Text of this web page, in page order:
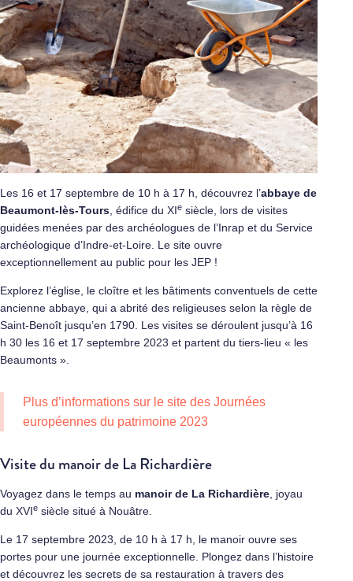
Les 16 et 17 septembre de 10 h à 17 h, découvrez l’abbaye de
Beaumont-lès-Tours , édifice du XIe siècle, lors de visites
guidées menées par des archéologues de l’Inrap et du Service
archéologique d’Indre-et-Loire. Le site ouvre
exceptionnellement au public pour les JEP !
Explorez l’église, le cloître et les bâtiments conventuels de cette
ancienne abbaye, qui a abrité des religieuses selon la règle de
Saint-Benoît jusqu’en 1790. Les visites se déroulent jusqu’à 16
h 30 les 16 et 17 septembre 2023 et partent du tiers-lieu « les
Beaumonts ».
Plus d’informations sur le site des Journées
européennes du patrimoine 2023
Visite du manoir de La Richardière
Voyagez dans le temps au manoir de La Richardière , joyau
du XVIe siècle situé à Nouâtre.
Le 17 septembre 2023, de 10 h à 17 h, le manoir ouvre ses
portes pour une journée exceptionnelle. Plongez dans l’histoire
et découvrez les secrets de sa restauration à travers des